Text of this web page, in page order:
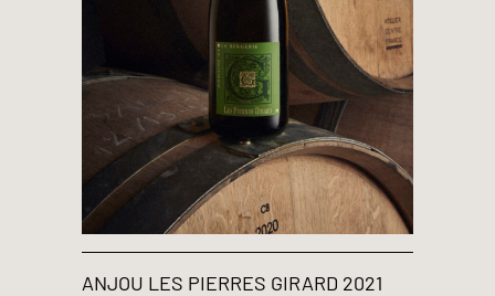
ANJOU LES PIERRES GIRARD 2021